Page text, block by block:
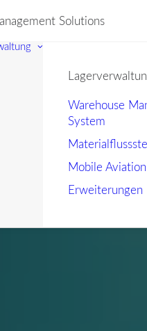
Solutions
Warehouse
System
Mobile
Erweiterungen